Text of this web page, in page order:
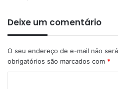
Deixe um comentário
O seu endereço de e-mail não
obrigatórios são marcados com *